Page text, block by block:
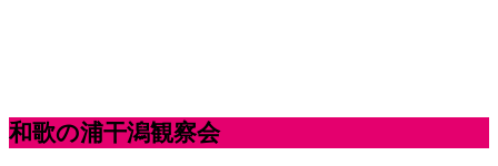
和歌の浦干潟観察会